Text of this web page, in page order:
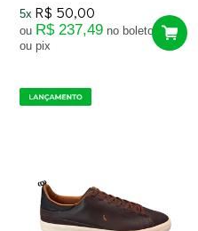
5x R$ 50,00
ou R$ 237,49 no boleto
ou pix